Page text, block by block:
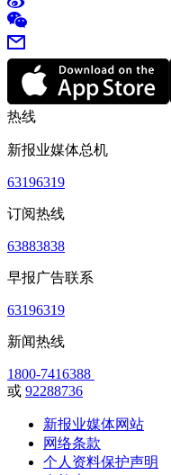
热线
新报业媒体总机
63196319
订阅热线
63883838
早报广告联系
63196319
新闻热线
1800-7416388
或 92288736
新报业媒体网站
网络条款
个人资料保护声明